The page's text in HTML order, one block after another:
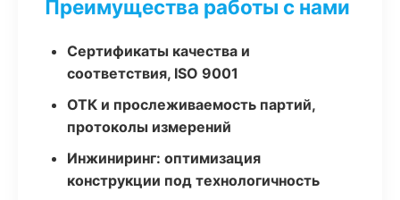
Преимущества работы с нами
Сертификаты качества и
соответствия, ISO 9001
ОТК и прослеживаемость партий,
протоколы измерений
Инжиниринг: оптимизация
конструкции под технологичность